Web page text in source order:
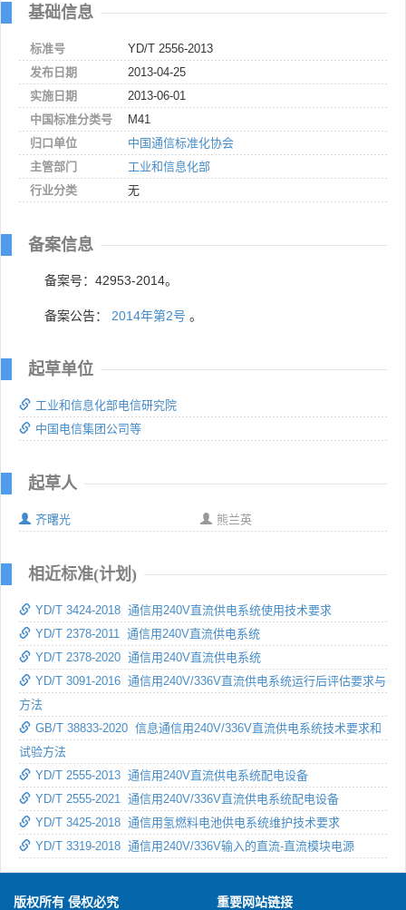
基础信息
标准号
YD/T 2556-2013
发布日期
2013-04-25
实施日期
2013-06-01
中国标准分类号
M41
归口单位
中国通信标准化协会
主管部门
工业和信息化部
行业分类
无
备案信息
备案号：42953-2014。
备案公告： 2014年第2号 。
起草单位
工业和信息化部电信研究院
中国电信集团公司等
起草人
齐曙光 熊兰英
相近标准(计划)
YD/T 3424-2018 通信用240V直流供电系统使用技术要求
YD/T 2378-2011 通信用240V直流供电系统
YD/T 2378-2020 通信用240V直流供电系统
YD/T 3091-2016 通信用240V/336V直流供电系统运行后评估要求与
方法
GB/T 38833-2020 信息通信用240V/336V直流供电系统技术要求和
试验方法
YD/T 2555-2013 通信用240V直流供电系统配电设备
YD/T 2555-2021 通信用240V/336V直流供电系统配电设备
YD/T 3425-2018 通信用氢燃料电池供电系统维护技术要求
YD/T 3319-2018 通信用240V/336V输入的直流-直流模块电源
版权所有 侵权必究 重要网站链接